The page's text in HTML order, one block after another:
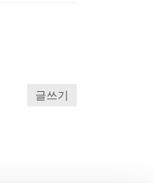
글쓰기